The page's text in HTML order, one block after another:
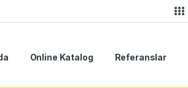
Online Katalog Referanslar